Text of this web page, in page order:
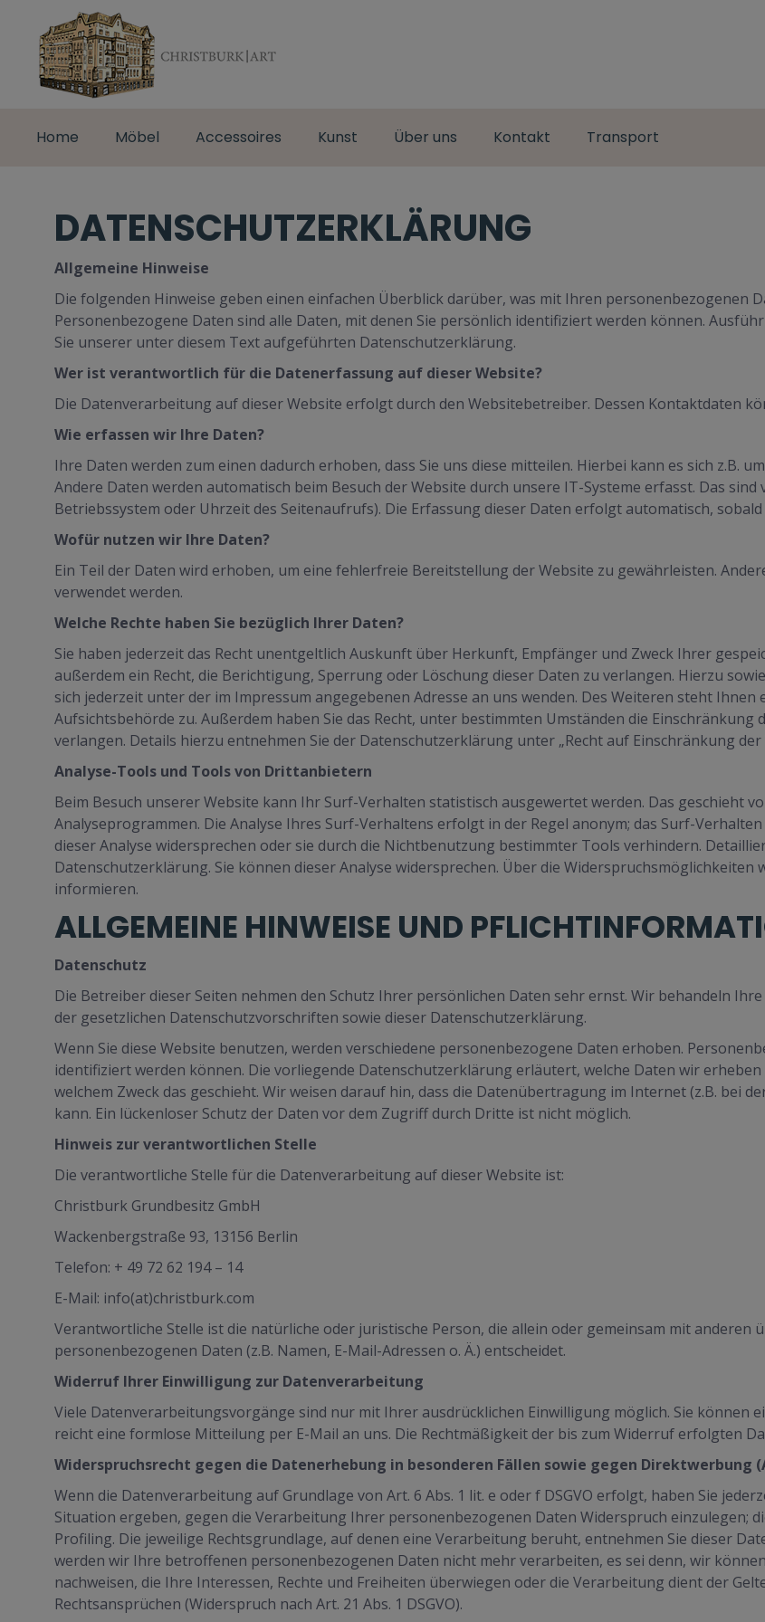
Home Möbel Accessoires Kunst Über uns Kontakt Transport
DATENSCHUTZERKLÄRUNG
Allgemeine Hinweise
Die folgenden Hinweise geben einen einfachen Überblick darüber, was mit Ihren personenbezogenen
Personenbezogene Daten sind alle Daten, mit denen Sie persönlich identifiziert werden können.
Sie unserer unter diesem Text aufgeführten Datenschutzerklärung.
Wer ist verantwortlich für die Datenerfassung auf dieser Website?
Die Datenverarbeitung auf dieser Website erfolgt durch den Websitebetreiber. Dessen Kontaktdaten
Wie erfassen wir Ihre Daten?
Ihre Daten werden zum einen dadurch erhoben, dass Sie uns diese mitteilen. Hierbei kann es sich z.B.
Andere Daten werden automatisch beim Besuch der Website durch unsere IT-Systeme erfasst. Das
Betriebssystem oder Uhrzeit des Seitenaufrufs). Die Erfassung dieser Daten erfolgt automatisch,
Wofür nutzen wir Ihre Daten?
Ein Teil der Daten wird erhoben, um eine fehlerfreie Bereitstellung der Website zu gewährleisten.
verwendet werden.
Welche Rechte haben Sie bezüglich Ihrer Daten?
Sie haben jederzeit das Recht unentgeltlich Auskunft über Herkunft, Empfänger und Zweck Ihrer
außerdem ein Recht, die Berichtigung, Sperrung oder Löschung dieser Daten zu verlangen. Hierzu
sich jederzeit unter der im Impressum angegebenen Adresse an uns wenden. Des Weiteren steht
Aufsichtsbehörde zu. Außerdem haben Sie das Recht, unter bestimmten Umständen die
verlangen. Details hierzu entnehmen Sie der Datenschutzerklärung unter „Recht auf Einschränkung der
Analyse-Tools und Tools von Drittanbietern
Beim Besuch unserer Website kann Ihr Surf-Verhalten statistisch ausgewertet werden. Das geschieht
Analyseprogrammen. Die Analyse Ihres Surf-Verhaltens erfolgt in der Regel anonym; das Surf-
dieser Analyse widersprechen oder sie durch die Nichtbenutzung bestimmter Tools verhindern.
Datenschutzerklärung. Sie können dieser Analyse widersprechen. Über die
informieren.
ALLGEMEINE HINWEISE UND
Datenschutz
Die Betreiber dieser Seiten nehmen den Schutz Ihrer persönlichen Daten sehr ernst. Wir behandeln
der gesetzlichen Datenschutzvorschriften sowie dieser Datenschutzerklärung.
Wenn Sie diese Website benutzen, werden verschiedene personenbezogene Daten erhoben.
identifiziert werden können. Die vorliegende Datenschutzerklärung erläutert, welche Daten wir
welchem Zweck das geschieht. Wir weisen darauf hin, dass die Datenübertragung im Internet (z.B. bei
kann. Ein lückenloser Schutz der Daten vor dem Zugriff durch Dritte ist nicht möglich.
Hinweis zur verantwortlichen Stelle
Die verantwortliche Stelle für die Datenverarbeitung auf dieser Website ist:
Christburk Grundbesitz GmbH
Wackenbergstraße 93, 13156 Berlin
Telefon: + 49 72 62 194 – 14
E-Mail: info(at)christburk.com
Verantwortliche Stelle ist die natürliche oder juristische Person, die allein oder gemeinsam mit anderen
personenbezogenen Daten (z.B. Namen, E-Mail-Adressen o. Ä.) entscheidet.
Widerruf Ihrer Einwilligung zur Datenverarbeitung
Viele Datenverarbeitungsvorgänge sind nur mit Ihrer ausdrücklichen Einwilligung möglich. Sie können
reicht eine formlose Mitteilung per E-Mail an uns. Die Rechtmäßigkeit der bis zum Widerruf erfolgten
Widerspruchsrecht gegen die Datenerhebung in besonderen Fällen sowie gegen Direktwerbung
Wenn die Datenverarbeitung auf Grundlage von Art. 6 Abs. 1 lit. e oder f DSGVO erfolgt, haben Sie
Situation ergeben, gegen die Verarbeitung Ihrer personenbezogenen Daten Widerspruch einzulegen;
Profiling. Die jeweilige Rechtsgrundlage, auf denen eine Verarbeitung beruht, entnehmen Sie dieser
werden wir Ihre betroffenen personenbezogenen Daten nicht mehr verarbeiten, es sei denn, wir
nachweisen, die Ihre Interessen, Rechte und Freiheiten überwiegen oder die Verarbeitung dient der
Rechtsansprüchen (Widerspruch nach Art. 21 Abs. 1 DSGVO).